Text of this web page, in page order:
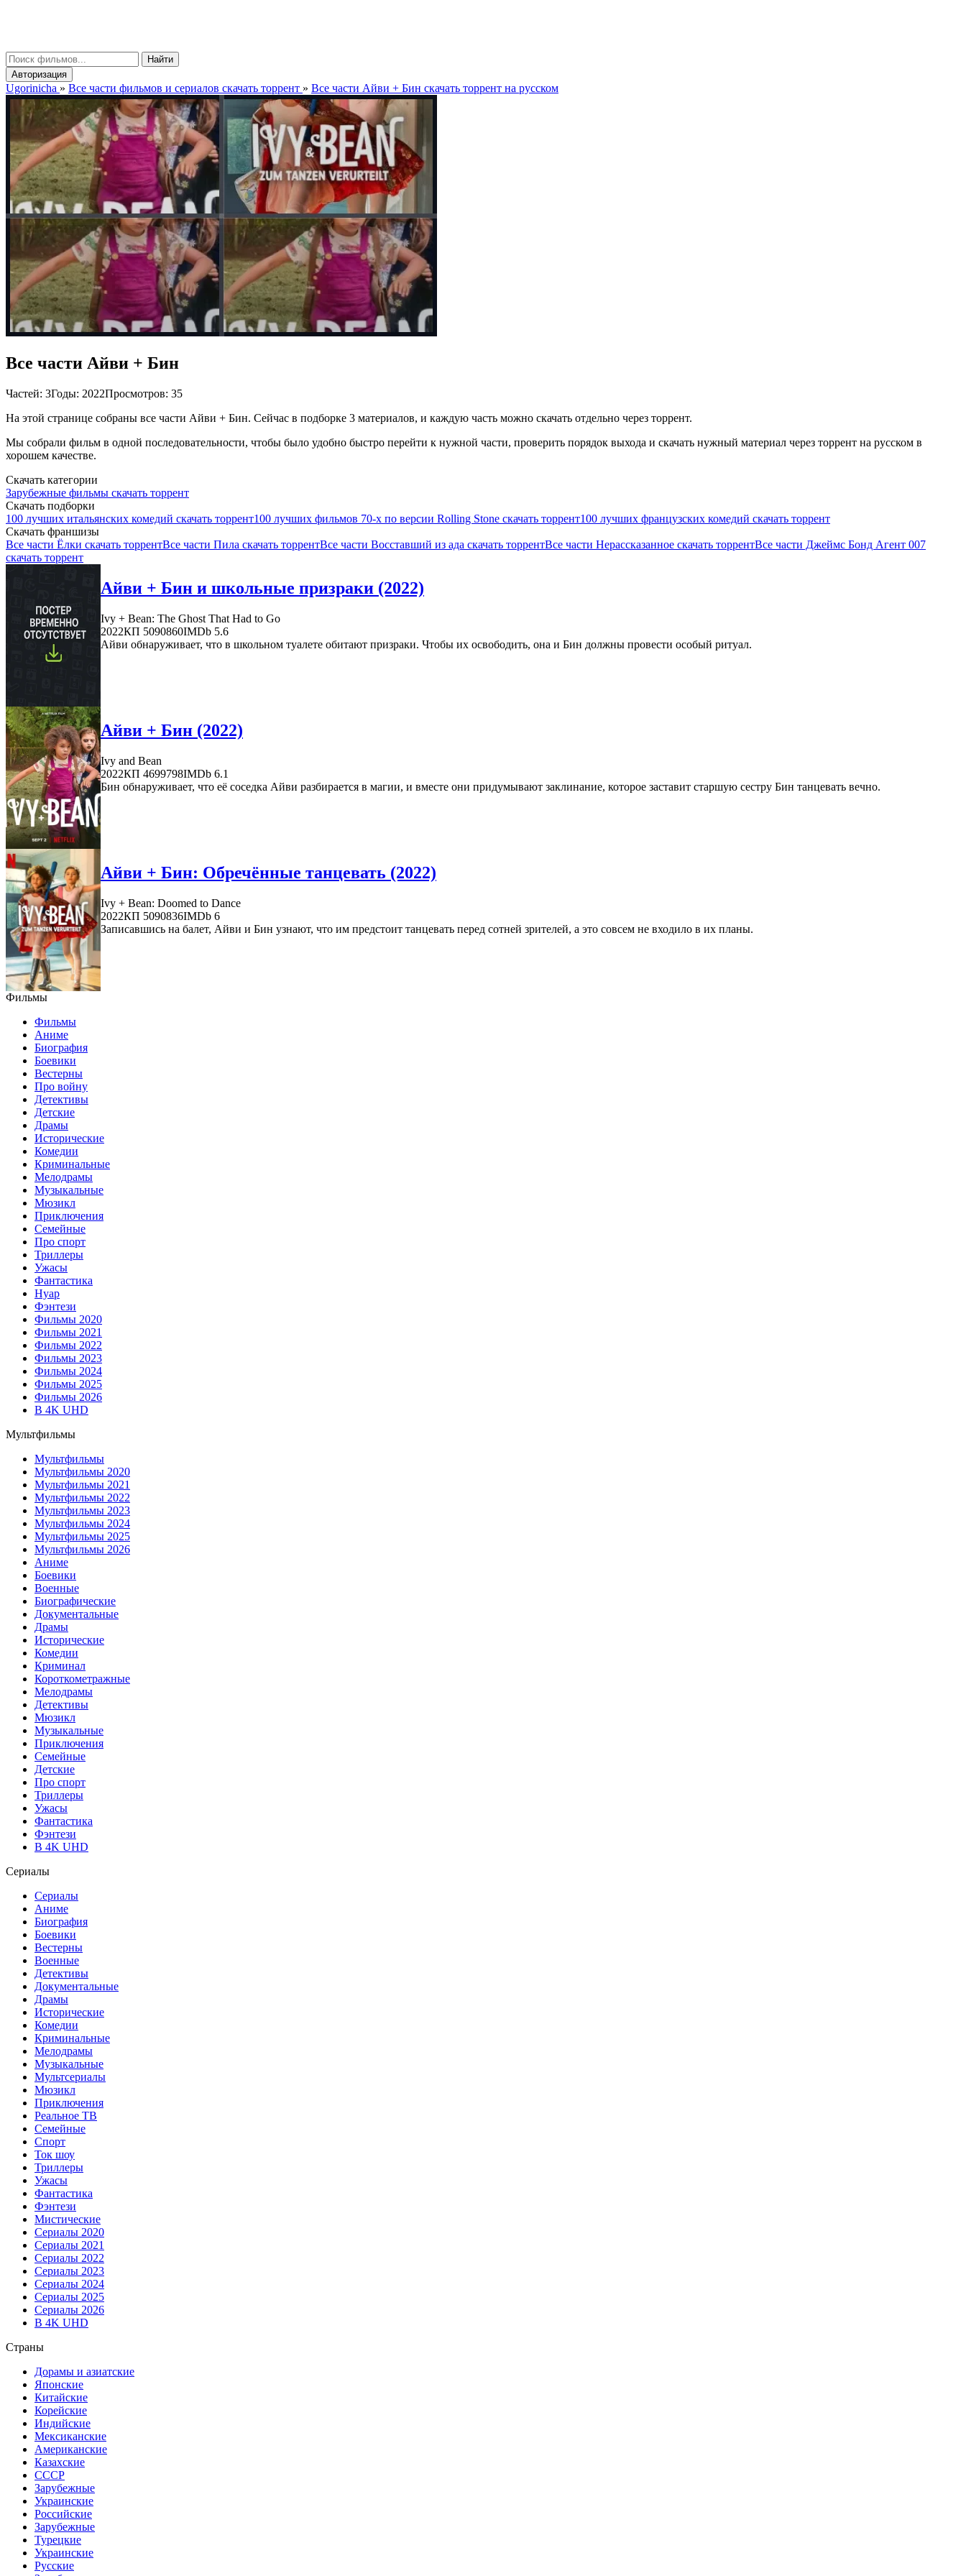
Найти
Авторизация
Ugorinicha » Все части фильмов и сериалов скачать торрент » Все части Айви + Бин скачать торрент на русском
Все части Айви + Бин
Частей: 3Годы: 2022Просмотров: 35
На этой странице собраны все части Айви + Бин. Сейчас в подборке 3 материалов, и каждую часть можно скачать отдельно через торрент.
Мы собрали фильм в одной последовательности, чтобы было удобно быстро перейти к нужной части, проверить порядок выхода и скачать нужный материал через торрент на русском в
хорошем качестве.
Скачать категории
Зарубежные фильмы скачать торрент
Скачать подборки
100 лучших итальянских комедий скачать торрент100 лучших фильмов 70-х по версии Rolling Stone скачать торрент100 лучших французских комедий скачать торрент
Скачать франшизы
Все части Ёлки скачать торрентВсе части Пила скачать торрентВсе части Восставший из ада скачать торрентВсе части Нерассказанное скачать торрентВсе части Джеймс Бонд Агент 007
скачать торрент
Айви + Бин и школьные призраки (2022)
Ivy + Bean: The Ghost That Had to Go
2022КП 5090860IMDb 5.6
Айви обнаруживает, что в школьном туалете обитают призраки. Чтобы их освободить, она и Бин должны провести особый ритуал.
Айви + Бин (2022)
Ivy and Bean
2022КП 4699798IMDb 6.1
Бин обнаруживает, что её соседка Айви разбирается в магии, и вместе они придумывают заклинание, которое заставит старшую сестру Бин танцевать вечно.
Айви + Бин: Обречённые танцевать (2022)
Ivy + Bean: Doomed to Dance
2022КП 5090836IMDb 6
Записавшись на балет, Айви и Бин узнают, что им предстоит танцевать перед сотней зрителей, а это совсем не входило в их планы.
Фильмы
Фильмы
Аниме
Биография
Боевики
Вестерны
Про войну
Детективы
Детские
Драмы
Исторические
Комедии
Криминальные
Мелодрамы
Музыкальные
Мюзикл
Приключения
Семейные
Про спорт
Триллеры
Ужасы
Фантастика
Нуар
Фэнтези
Фильмы 2020
Фильмы 2021
Фильмы 2022
Фильмы 2023
Фильмы 2024
Фильмы 2025
Фильмы 2026
В 4K UHD
Мультфильмы
Мультфильмы
Мультфильмы 2020
Мультфильмы 2021
Мультфильмы 2022
Мультфильмы 2023
Мультфильмы 2024
Мультфильмы 2025
Мультфильмы 2026
Аниме
Боевики
Военные
Биографические
Документальные
Драмы
Исторические
Комедии
Криминал
Короткометражные
Мелодрамы
Детективы
Мюзикл
Музыкальные
Приключения
Семейные
Детские
Про спорт
Триллеры
Ужасы
Фантастика
Фэнтези
В 4K UHD
Сериалы
Сериалы
Аниме
Биография
Боевики
Вестерны
Военные
Детективы
Документальные
Драмы
Исторические
Комедии
Криминальные
Мелодрамы
Музыкальные
Мультсериалы
Мюзикл
Приключения
Реальное ТВ
Семейные
Спорт
Ток шоу
Триллеры
Ужасы
Фантастика
Фэнтези
Мистические
Сериалы 2020
Сериалы 2021
Сериалы 2022
Сериалы 2023
Сериалы 2024
Сериалы 2025
Сериалы 2026
В 4K UHD
Страны
Дорамы и азиатские
Японские
Китайские
Корейские
Индийские
Мексиканские
Американские
Казахские
СССР
Зарубежные
Украинские
Российские
Зарубежные
Турецкие
Украинские
Русские